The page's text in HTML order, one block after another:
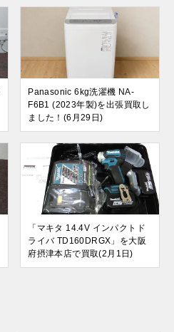
Panasonic 6kg洗濯機 NA-
F6B1 (2023年製)を出張買取し
ました！(6月29日)
「マキタ 14.4V インパクトド
ライバ TD160DRGX」を大阪
府摂津本店で買取(2月1日)